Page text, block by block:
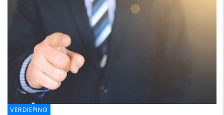
VERDIEPING